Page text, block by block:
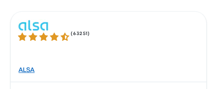
4.3 su 5 stelle (63251 )
ALSA